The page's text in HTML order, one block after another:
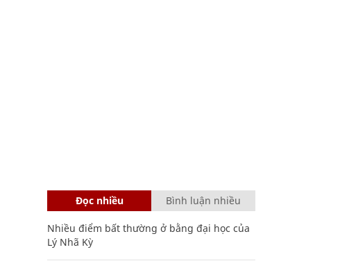
Đọc nhiều Bình luận nhiều
Nhiều điểm bất thường ở bằng đại học của
Lý Nhã Kỳ